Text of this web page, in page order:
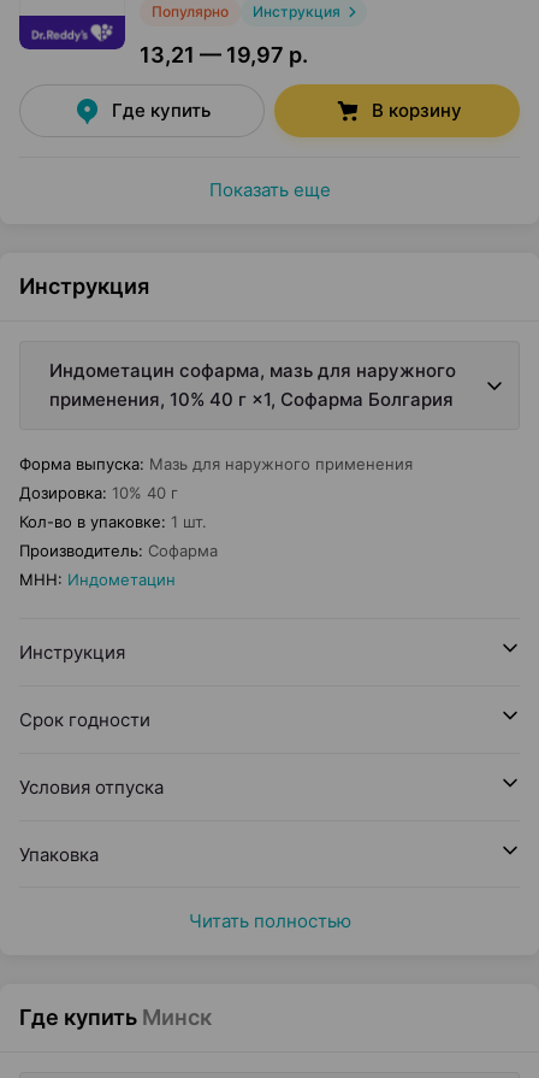
Популярно Инструкция
13,21 — 19,97 р.
Где купить В корзину
Показать еще
Инструкция
Индометацин софарма, мазь для наружного
применения, 10% 40 г ×1, Софарма Болгария
Форма выпуска: Мазь для наружного применения
Дозировка: 10% 40 г
Кол-во в упаковке: 1 шт.
Производитель: Софарма
МНН: Индометацин
Инструкция
Срок годности
Условия отпуска
Упаковка
Читать полностью
Где купить Минск